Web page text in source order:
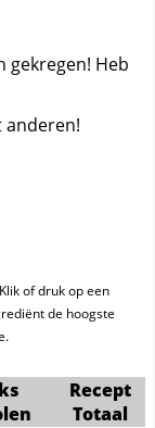
gekregen! Heb
anderen!
of druk op een
de hoogste
Recept
Totaal